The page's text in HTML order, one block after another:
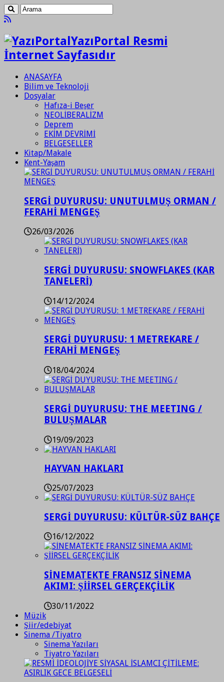
YazıPortal Resmi
İnternet Sayfasıdır
ANASAYFA
Bilim ve Teknoloji
Dosyalar
Hafıza-i Beşer
NEOLİBERALİZM
Deprem
EKİM DEVRİMİ
BELGESELLER
Kitap/Makale
Kent-Yaşam
SERGİ DUYURUSU: UNUTULMUŞ ORMAN /
FERAHİ MENGEŞ
26/03/2026
SERGİ DUYURUSU: SNOWFLAKES (KAR
TANELERİ)
14/12/2024
SERGİ DUYURUSU: 1 METREKARE /
FERAHİ MENGEŞ
18/04/2024
SERGİ DUYURUSU: THE MEETING /
BULUŞMALAR
19/09/2023
HAYVAN HAKLARI
25/07/2023
SERGİ DUYURUSU: KÜLTÜR-SÜZ BAHÇE
16/12/2022
SİNEMATEKTE FRANSIZ SİNEMA
AKIMI: ŞİİRSEL GERÇEKÇİLİK
30/11/2022
Müzik
Şiir/edebiyat
Sinema /Tiyatro
Sinema Yazıları
Tiyatro Yazıları